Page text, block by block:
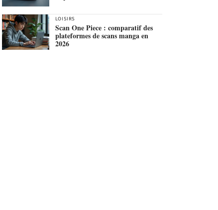
LOISIRS
Scan One Piece : comparatif des
plateformes de scans manga en
2026